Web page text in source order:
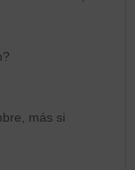
más si